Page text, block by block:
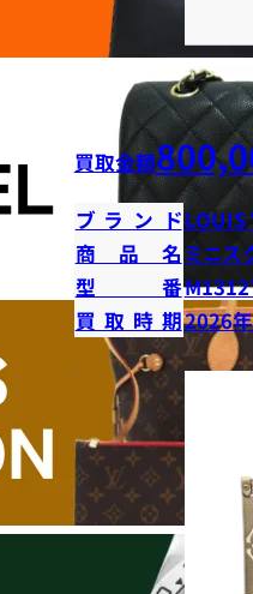
買取金額
ブランドLOUIS
商品名 ミニス
型番
買取時期2026